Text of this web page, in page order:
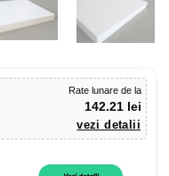
Rate lunare de la
142.21 lei
vezi detalii